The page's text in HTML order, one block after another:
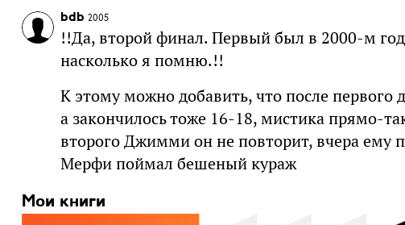
bdb 2005
!!Да, второй финал. Первый был в 2000-м
насколько я помню.!!
К этому можно добавить, что после
а закончилось тоже 16-18, мистика прямо-
второго Джимми он не повторит, вчера ему
Мерфи поймал бешеный кураж
Мои книги